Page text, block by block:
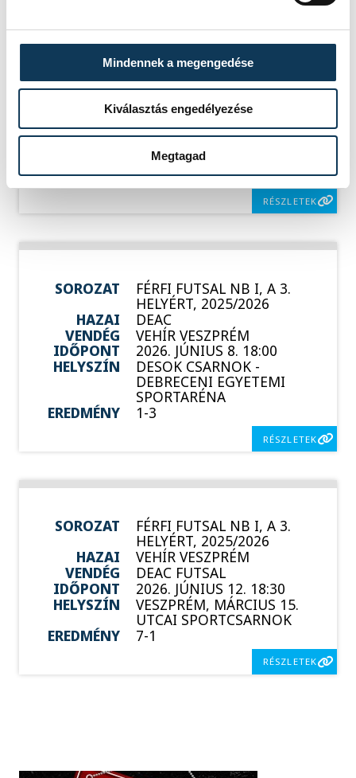
Mindennek a megengedése
Kiválasztás engedélyezése
Megtagad
SOROZAT FÉRFI FUTSAL NB I, A 3.
HELYÉRT, 2025/2026
HAZAI
VEHÍR VESZPRÉM
VENDÉG
DEAC FUTSAL
IDŐPONT
2026. JÚNIUS 5. 18:30
UTCAI SPORTCSARNOK
EREDMÉNY
5-6
RÉSZLETEK
SOROZAT FÉRFI FUTSAL NB I, A 3.
HELYÉRT, 2025/2026
HAZAI
DEAC
VENDÉG
VEHÍR VESZPRÉM
IDŐPONT
2026. JÚNIUS 8. 18:00
HELYSZÍN
DESOK CSARNOK -
DEBRECENI EGYETEMI
SPORTARÉNA
EREDMÉNY
1-3
RÉSZLETEK
SOROZAT FÉRFI FUTSAL NB I, A 3.
HELYÉRT, 2025/2026
HAZAI
VEHÍR VESZPRÉM
VENDÉG
DEAC FUTSAL
IDŐPONT
2026. JÚNIUS 12. 18:30
HELYSZÍN
VESZPRÉM, MÁRCIUS 15.
UTCAI SPORTCSARNOK
EREDMÉNY
7-1
RÉSZLETEK